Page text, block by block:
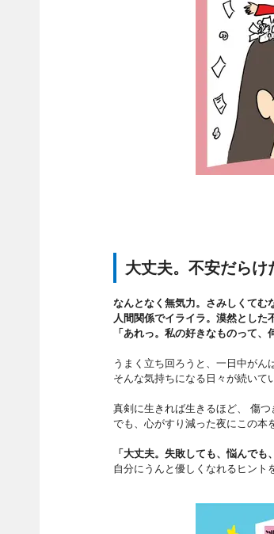
大丈夫。不安だらけ
なんとなく無気力。さみしくてむ
人間関係でイライラ。漠然とした
「あれっ。私の好きなものって
うまく立ち回ろうと、一日中がん
そんな気持ちになる日々が続いて
真剣に生きれば生きるほど、 傷つ
でも、心がすり減った夜にこの本
「大丈夫。失敗しても、悩んでも
自分にうんと優しくなれるヒント